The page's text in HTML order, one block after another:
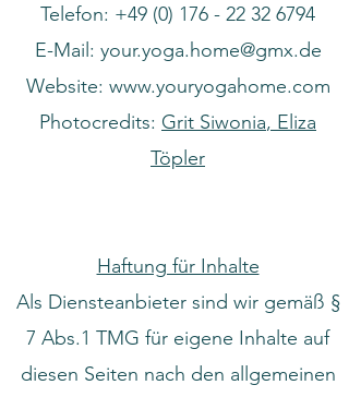
Telefon: +49 (0) 176 - 22 32 6794
E-Mail: your.yoga.home@gmx.de
Website: www.youryogahome.com
Photocredits: Grit Siwonia, Eliza
Töpler
Haftung für Inhalte
Als Diensteanbieter sind wir gemäß §
7 Abs.1 TMG für eigene Inhalte auf
diesen Seiten nach den allgemeinen